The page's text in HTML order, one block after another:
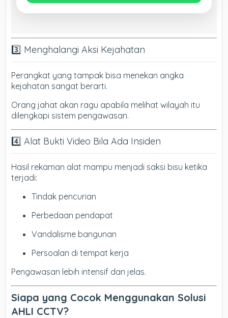
3️⃣ Menghalangi Aksi Kejahatan
Perangkat yang tampak bisa menekan angka
kejahatan sangat berarti.
Orang jahat akan ragu apabila melihat wilayah itu
dilengkapi sistem pengawasan.
4️⃣ Alat Bukti Video Bila Ada Insiden
Hasil rekaman alat mampu menjadi saksi bisu ketika
terjadi:
Tindak pencurian
Perbedaan pendapat
Vandalisme bangunan
Persoalan di tempat kerja
Pengawasan lebih intensif dan jelas.
Siapa yang Cocok Menggunakan Solusi
AHLI CCTV?